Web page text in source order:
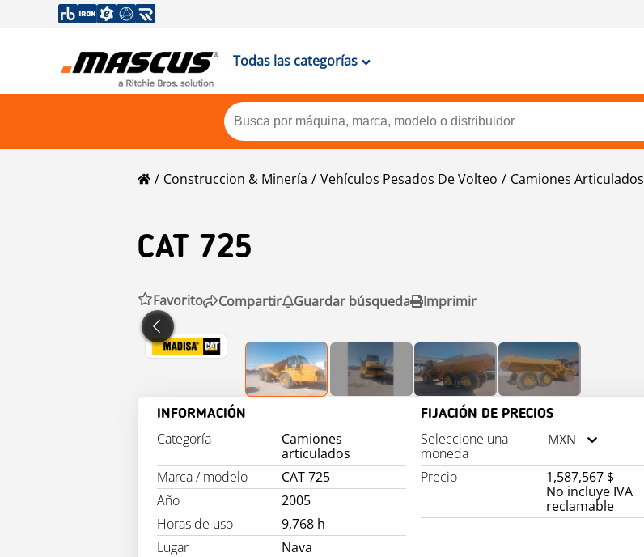
Todas las categorías
Construccion & Minería Vehículos Pesados De Volteo Camiones Articulados
CAT 725
Favorito
Compartir Guardar búsqueda Imprimir
INFORMACIÓN
Categoría
Camiones
articulados
Marca / modelo
CAT 725
Año
2005
Horas de uso
9,768 h
Lugar
Nava
FIJACIÓN DE PRECIOS
Seleccione una
moneda
MXN
Precio
1,587,567 $
No incluye IVA
reclamable